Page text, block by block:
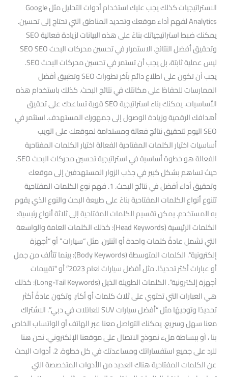
الاستراتيجيات كذلك يجب عليك استخدام أدوات التحليل مثل Google
Analytics لفهم أداء موقعك وتحديد المناطق التي تحتاج إلى تحسين.
يمكنك ضبط استراتيجياتك بناءً على هذه البيانات لزيادة فعالية SEO
وتحقيق أفضل النتائج. الاستمرار في تحسين محركات البحث SEO SEO
ليس عملية ثابتة، بل يجب أن تستمر في تحسين محركات البحث SEO.
يجب أن تكون على اطلاع دائم بآخر تطورات SEO وتطبيق أفضل
الممارسات للحفاظ على مكانتك في نتائج البحث. كذلك باستخدام هذه
الأساسيات. يمكنك بناء استراتيجية SEO قوية تساعدك على تحقيق
أهدافك الرقمية وزيادة الوصول إلى جمهورك المستهدف. استثمر في
SEO اليوم لتحقيق نتائج فعالة ومستدامة لموقعك على الويب
أساسيات اختيار الكلمات المفتاحية الفعالة اختيار الكلمات المفتاحية
الفعالة هو خطوة أساسية في استراتيجية تحسين محركات البحث SEO.
حيث تساهم بشكل كبير في جذب الزوار المستهدفين إلى موقعك
وتحقيق أداء أفضل في نتائج البحث. 1. فهم نوع الكلمات المفتاحية
تتنوع أنواع الكلمات المفتاحية بناءً على طبيعة البحث والنوع الذي يقوم
به المستخدم. يمكن تقسيم الكلمات المفتاحية إلى ثلاثة أنواع رئيسية:
الكلمات الرئيسية (Head Keywords): كذلك الكلمات العامة والواسعة
التي تشمل عادةً كلمات واحدة أو اثنتين. مثل “سيارات” أو “أجهزة
إلكترونية”. الكلمات المتوسطة (Body Keywords): بينما تتألف من جمل
أو عبارات أكثر تحديدًا. مثل أفضل سيارات لعام 2023″ أو “تقييمات
أجهزة إلكترونية”. الكلمات الطويلة الذيل (Long-Tail Keywords): كذلك
هي العبارات التي تحتوي على ثلاث كلمات أو أكثر. وتكون عادةً أكثر
تحديدًا وتوجيهًا مثل “أفضل سيارات SUV للعائلات في دبي”. الاشتراك
معنا سهل وسريع. يمكنك التواصل معنا عبر الهاتف أو الواتساب الخاص
بنا ، أو ببساطة ملء نموذج الاتصال على موقعنا الإلكتروني. نحن هنا
للرد على جميع استفساراتك ومساعدتك في كل خطوة. 2. أدوات البحث
عن الكلمات المفتاحية هناك العديد من الأدوات المتخصصة التي